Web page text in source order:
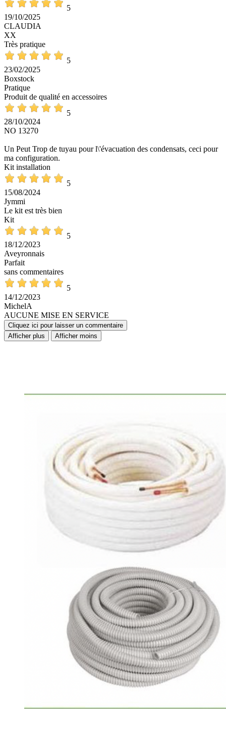
5
19/10/2025
CLAUDIA
XX
Très pratique
5
23/02/2025
Boxstock
Pratique
Produit de qualité en accessoires
5
28/10/2024
NO 13270
Un Peut Trop de tuyau pour l\'évacuation des condensats, ceci pour
ma configuration.
Kit installation
5
15/08/2024
Jymmi
Le kit est très bien
Kit
5
18/12/2023
Aveyronnais
Parfait
sans commentaires
5
14/12/2023
MichelA
AUCUNE MISE EN SERVICE
Cliquez ici pour laisser un commentaire
Afficher plus
Afficher moins